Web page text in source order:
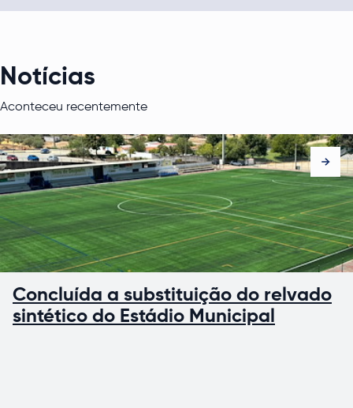
Notícias
Aconteceu recentemente
Concluída a substituição do relvado
sintético do Estádio Municipal